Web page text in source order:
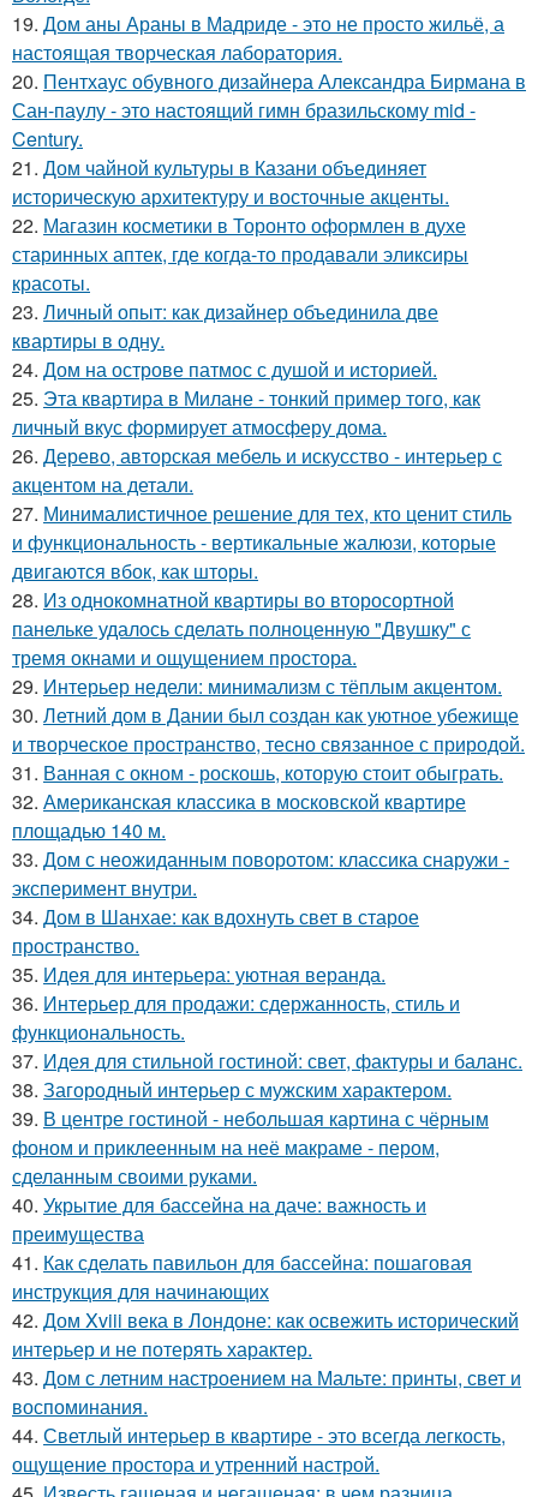
19. Дом аны Араны в Мадриде - это не просто жильё, а
настоящая творческая лаборатория.
20. Пентхаус обувного дизайнера Александра Бирмана в
Сан-паулу - это настоящий гимн бразильскому mid -
Century.
21. Дом чайной культуры в Казани объединяет
историческую архитектуру и восточные акценты.
22. Магазин косметики в Торонто оформлен в духе
старинных аптек, где когда-то продавали эликсиры
красоты.
23. Личный опыт: как дизайнер объединила две
квартиры в одну.
24. Дом на острове патмос с душой и историей.
25. Эта квартира в Милане - тонкий пример того, как
личный вкус формирует атмосферу дома.
26. Дерево, авторская мебель и искусство - интерьер с
акцентом на детали.
27. Минималистичное решение для тех, кто ценит стиль
и функциональность - вертикальные жалюзи, которые
двигаются вбок, как шторы.
28. Из однокомнатной квартиры во второсортной
панельке удалось сделать полноценную "Двушку" с
тремя окнами и ощущением простора.
29. Интерьер недели: минимализм с тёплым акцентом.
30. Летний дом в Дании был создан как уютное убежище
и творческое пространство, тесно связанное с природой.
31. Ванная с окном - роскошь, которую стоит обыграть.
32. Американская классика в московской квартире
площадью 140 м.
33. Дом с неожиданным поворотом: классика снаружи -
эксперимент внутри.
34. Дом в Шанхае: как вдохнуть свет в старое
пространство.
35. Идея для интерьера: уютная веранда.
36. Интерьер для продажи: сдержанность, стиль и
функциональность.
37. Идея для стильной гостиной: свет, фактуры и баланс.
38. Загородный интерьер с мужским характером.
39. В центре гостиной - небольшая картина с чёрным
фоном и приклеенным на неё макраме - пером,
сделанным своими руками.
40. Укрытие для бассейна на даче: важность и
преимущества
41. Как сделать павильон для бассейна: пошаговая
инструкция для начинающих
42. Дом Xviii века в Лондоне: как освежить исторический
интерьер и не потерять характер.
43. Дом с летним настроением на Мальте: принты, свет и
воспоминания.
44. Светлый интерьер в квартире - это всегда легкость,
ощущение простора и утренний настрой.